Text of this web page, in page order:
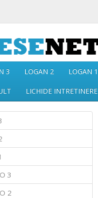
3 LOGAN 2 LOGAN 1
LICHIDE INTRETINERE
3
2